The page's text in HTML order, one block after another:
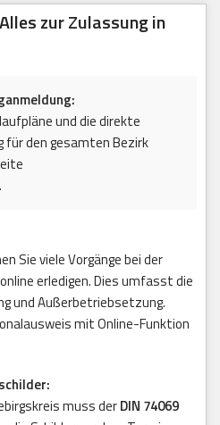
zur Zulassung in
und die direkte
für den gesamten Bezirk
.
Sie viele Vorgänge bei der
erledigen. Dies umfasst die
und Außerbetriebsetzung.
mit Online-Funktion
muss derDIN 74069